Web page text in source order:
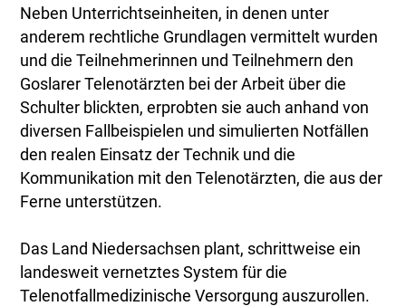
Neben Unterrichtseinheiten, in denen unter
anderem rechtliche Grundlagen vermittelt wurden
und die Teilnehmerinnen und Teilnehmern den
Goslarer Telenotärzten bei der Arbeit über die
Schulter blickten, erprobten sie auch anhand von
diversen Fallbeispielen und simulierten Notfällen
den realen Einsatz der Technik und die
Kommunikation mit den Telenotärzten, die aus der
Ferne unterstützen.
Das Land Niedersachsen plant, schrittweise ein
landesweit vernetztes System für die
Telenotfallmedizinische Versorgung auszurollen.